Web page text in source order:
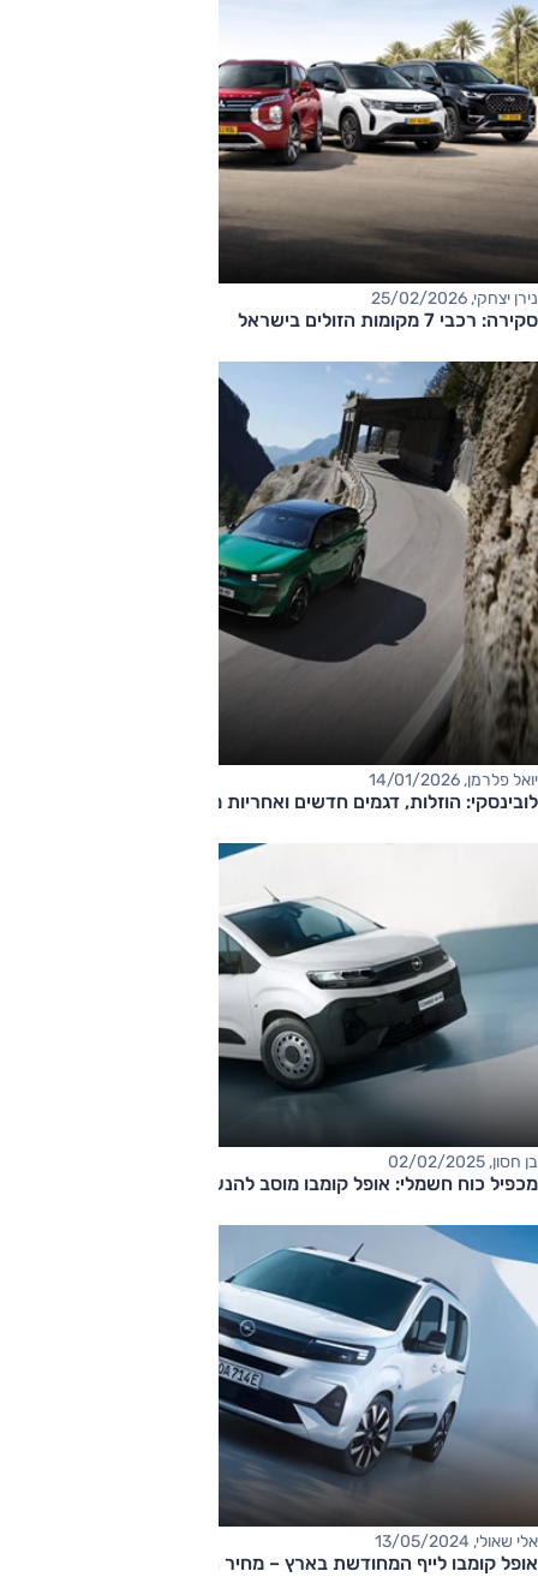
נירן יצחקי, 25/02/2026
סקירה: רכבי 7 מקומות הזולים בישראל
יואל פלרמן, 14/01/2026
לובינסקי: הוזלות, דגמים חדשים ואחריות מורחבת
בן חסון, 02/02/2025
מכפיל כוח חשמלי: אופל קומבו מוסב להנעה כפולה
אלי שאולי, 13/05/2024
אופל קומבו לייף המחודשת בארץ – מחיר החל מ-175,000 שקלים